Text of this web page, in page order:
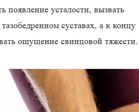
появление усталости, вызвать
суставах, а к концу
ощущение свинцовой тяжести.